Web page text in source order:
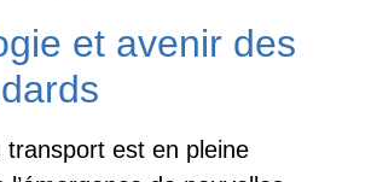
et avenir des
transport est en pleine